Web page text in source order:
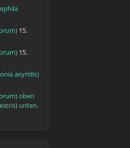
15.
15.
axyridis)
oben
unten.